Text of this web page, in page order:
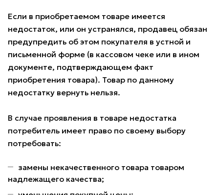
Если в приобретаемом товаре имеется
недостаток, или он устранялся, продавец обязан
предупредить об этом покупателя в устной и
письменной форме (в кассовом чеке или в ином
документе, подтверждающем факт
приобретения товара). Товар по данному
недостатку вернуть нельзя.
В случае проявления в товаре недостатка
потребитель имеет право по своему выбору
потребовать:
замены некачественного товара товаром
надлежащего качества;